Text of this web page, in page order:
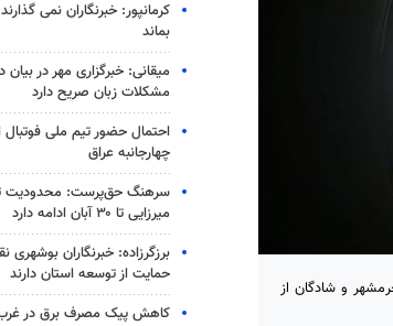
آبادان، خرمشهر و شادگان از
کرمانپور: خبرنگاران نمی
بماند
میقانی: خبرگزاری مهر در بیان
مشکلات زبان صریح دارد
احتمال حضور تیم ملی فوتبال
چهارجانبه عراق
سرهنگ حق‌پرست: محدودیت
میرزایی تا ۳۰ آبان ادامه دارد
برزگرزاده: خبرنگاران
حمایت از توسعه استان دارند
کاهش پیک مصرف برق در غرب